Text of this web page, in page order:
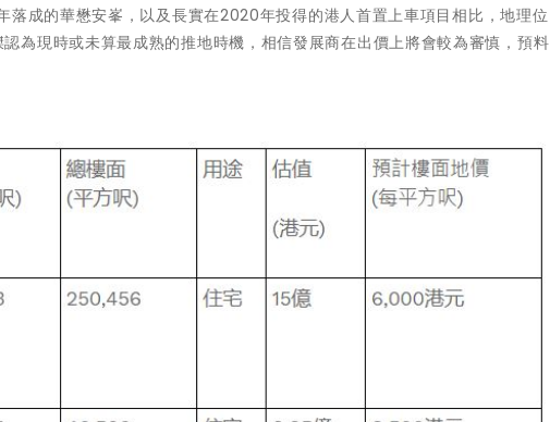
成的華懋安峯，以及長實在2020年投得的港人首置上車項目相比，地理位
為現時或未算最成熟的推地時機，相信發展商在出價上將會較為審慎，預料